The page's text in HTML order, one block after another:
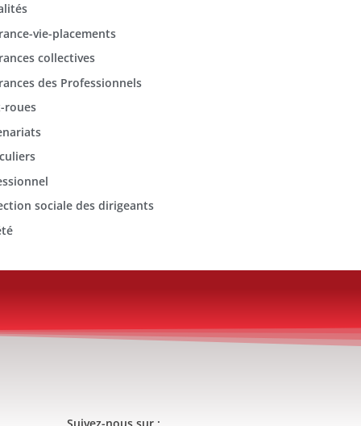
vie-placements
collectives
des Professionnels
roues
sociale des dirigeants
Suivez-nous sur :